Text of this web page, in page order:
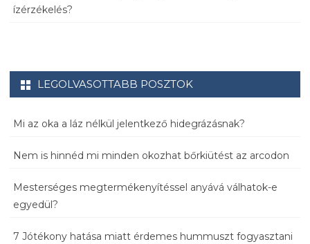
ízérzékelés?
LEGOLVASOTTABB POSZTOK
Mi az oka a láz nélkül jelentkező hidegrázásnak?
Nem is hinnéd mi minden okozhat bőrkiütést az arcodon
Mesterséges megtermékenyítéssel anyává válhatok-e
egyedül?
7 Jótékony hatása miatt érdemes hummuszt fogyasztani